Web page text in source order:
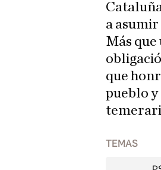
a
Más que
que
pueblo
TEMAS